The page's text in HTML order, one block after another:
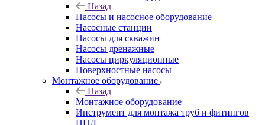
Назад
Насосы и насосное оборудование
Насосные станции
Насосы для скважин
Насосы дренажные
Насосы циркуляционные
Поверхностные насосы
Монтажное оборудование
Назад
Монтажное оборудование
Инструмент для монтажа труб и фитингов
ПНД